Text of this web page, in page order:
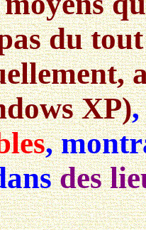
du
XP)
,
des